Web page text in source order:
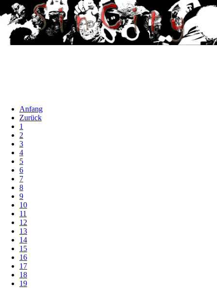
Anfang
Zurück
1
2
3
4
5
6
7
8
9
10
11
12
13
14
15
16
17
18
19